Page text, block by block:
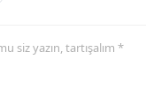
siz yazın, tartışalım *